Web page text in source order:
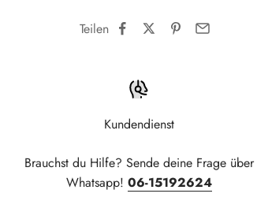
Teilen
Kundendienst
Brauchst du Hilfe? Sende deine Frage über
Whatsapp! 06-15192624